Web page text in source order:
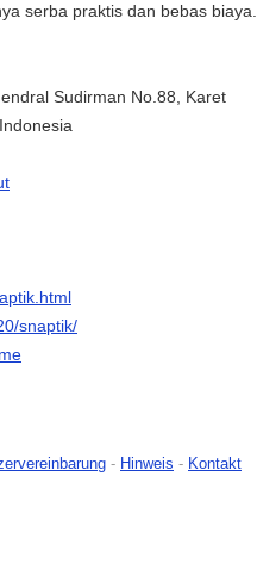
serba praktis dan bebas biaya.
Sudirman No.88, Karet
snaptik/
- Hinweis - Kontakt